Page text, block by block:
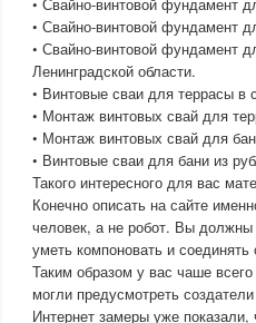
• Свайно-винтовой фундамент
• Свайно-винтовой фундамент
Ленинградской области.
• Винтовые сваи для террасы в
• Монтаж винтовых свай для
• Монтаж винтовых свай для
• Винтовые сваи для бани из
Такого интересного для вас
Конечно описать на сайте
человек, а не робот. Вы должны
уметь компоновать и
Таким образом у вас чаше
могли предусмотреть
Интернет замеры уже